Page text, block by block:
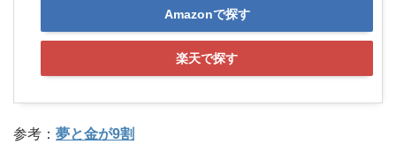
Amazonで探す
楽天で探す
参考： 夢と金が9割